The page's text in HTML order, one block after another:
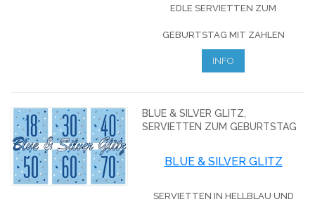
EDLE SERVIETTEN ZUM
GEBURTSTAG MIT ZAHLEN
INFO
BLUE & SILVER GLITZ,
SERVIETTEN ZUM GEBURTSTAG
BLUE & SILVER GLITZ
SERVIETTEN IN HELLBLAU UND